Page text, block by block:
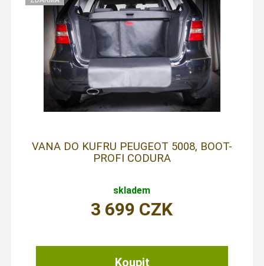
VANA DO KUFRU PEUGEOT 5008, BOOT-
PROFI CODURA
skladem
3 699 CZK